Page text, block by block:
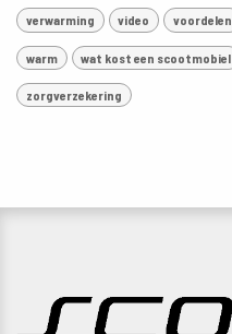
verwarming video voordelen
warm wat kost een scootmobiel
zorgverzekering